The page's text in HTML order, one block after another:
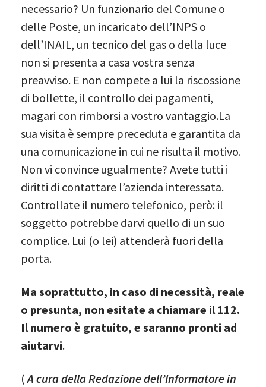
necessario? Un funzionario del Comune o
delle Poste, un incaricato dell’INPS o
dell’INAIL, un tecnico del gas o della luce
non si presenta a casa vostra senza
preavviso. E non compete a lui la riscossione
di bollette, il controllo dei pagamenti,
magari con rimborsi a vostro vantaggio.La
sua visita è sempre preceduta e garantita da
una comunicazione in cui ne risulta il motivo.
Non vi convince ugualmente? Avete tutti i
diritti di contattare l’azienda interessata.
Controllate il numero telefonico, però: il
soggetto potrebbe darvi quello di un suo
complice. Lui (o lei) attenderà fuori della
porta.
Ma soprattutto, in caso di necessità, reale
o presunta, non esitate a chiamare il 112.
Il numero è gratuito, e saranno pronti ad
aiutarvi.
(A cura della Redazione dell’Informatore in